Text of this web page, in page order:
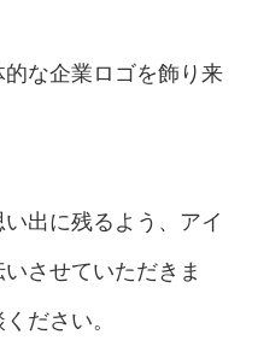
な企業ロゴを飾り来
出に残るよう、アイ
させていただきま
ださい。